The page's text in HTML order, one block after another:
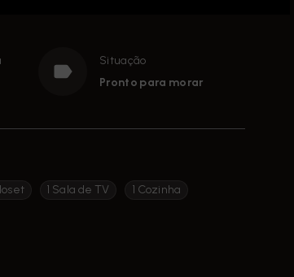
Situação
Pronto para morar
1 Sala de TV
1 Cozinha